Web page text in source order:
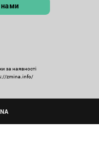
нами
за наявності
zmina.info/